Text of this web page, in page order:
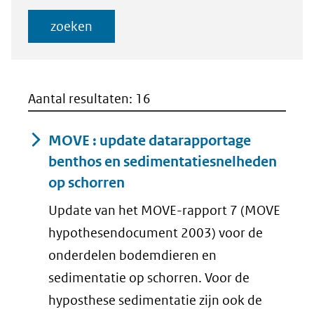
zoeken
Aantal resultaten: 16
MOVE : update datarapportage
benthos en sedimentatiesnelheden
op schorren
Update van het MOVE-rapport 7 (MOVE
hypothesendocument 2003) voor de
onderdelen bodemdieren en
sedimentatie op schorren. Voor de
hyposthese sedimentatie zijn ook de